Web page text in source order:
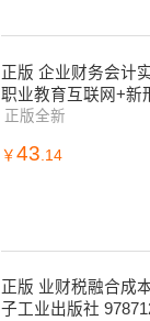
正版 企业财务会计
职业教育互联网+新
正版全新
￥ 43 .14
正版 业财税融合成
子工业出版社